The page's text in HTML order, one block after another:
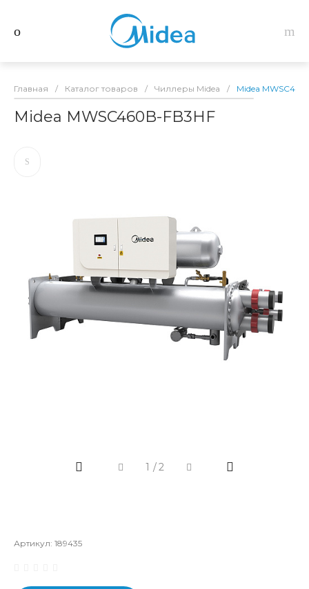
Главная / Каталог товаров / Чиллеры Midea / Midea
Midea MWSC460B-FB3HF
1 /2
Артикул: 189435